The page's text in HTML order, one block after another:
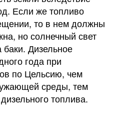
Если же топливо
то в нем должны
но солнечный свет
Дизельное
года при
по Цельсию, чем
среды, тем
топлива.